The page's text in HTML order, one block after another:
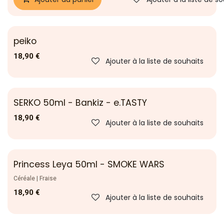
Nouveau !
peiko
18,90 € Ajouter à la liste de souhaits
Nouveau !
SERKO 50ml - Bankiz - e.TASTY
18,90 € Ajouter à la liste de souhaits
Nouveau !
Princess Leya 50ml - SMOKE WARS
Céréale | Fraise
18,90 € Ajouter à la liste de souhaits